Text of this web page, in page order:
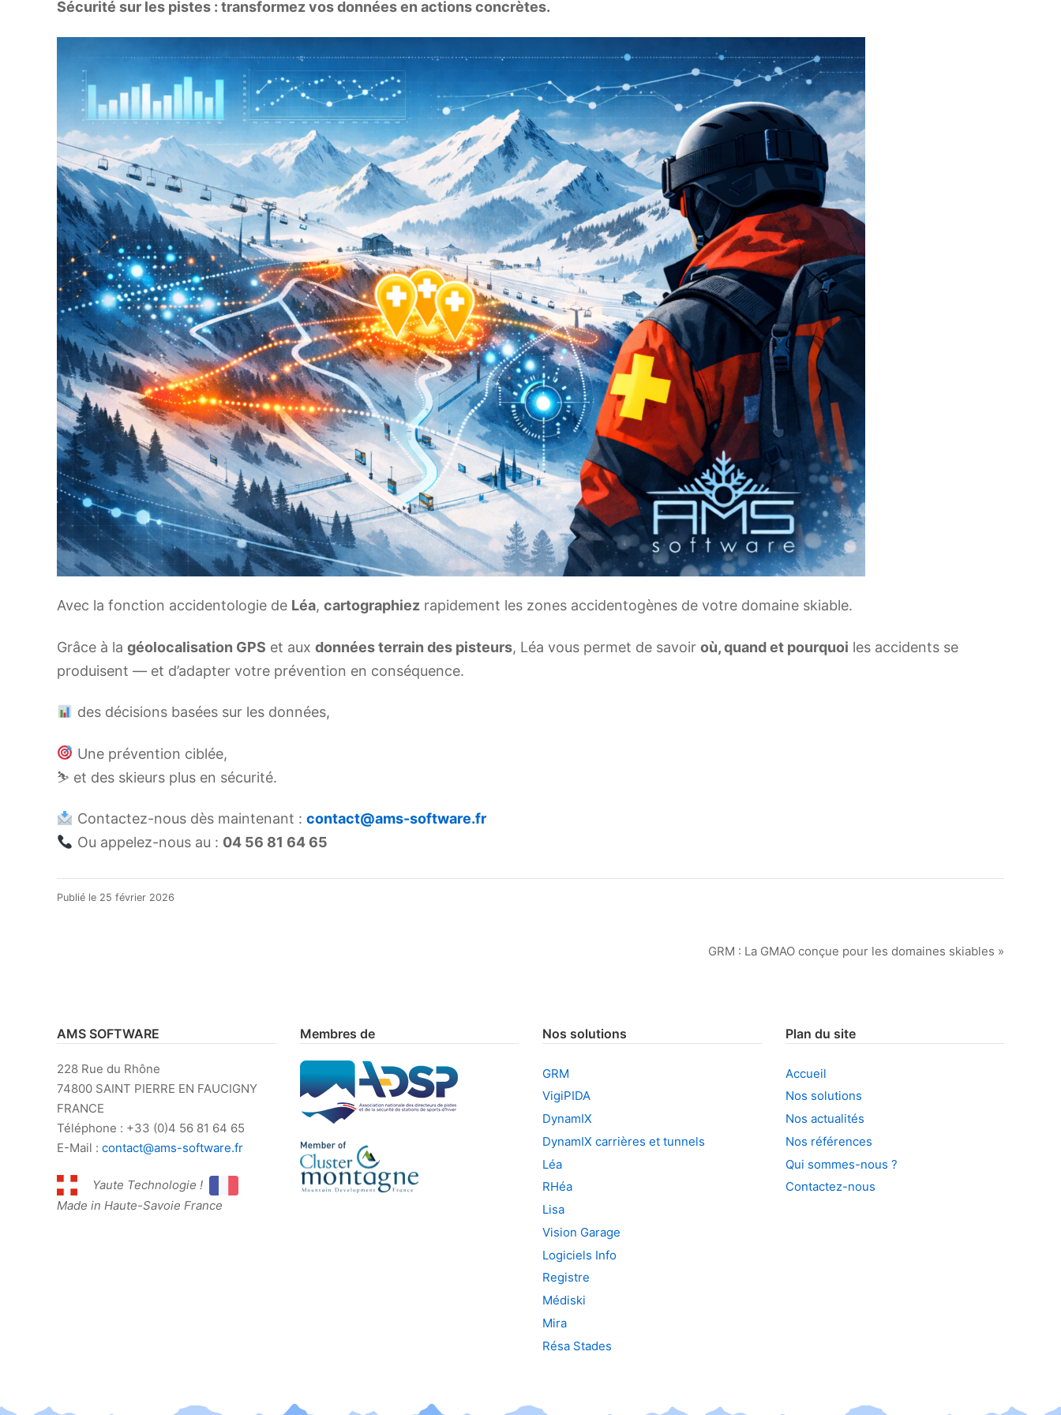
Sécurité sur les pistes : transformez vos données en actions concrètes.
Avec la fonction accidentologie de Léa, cartographiez rapidement les zones accidentogènes de votre domaine skiable.
Grâce à la géolocalisation GPS et aux données terrain des pisteurs, Léa vous permet de savoir où, quand et pourquoi les accidents se
produisent — et d’adapter votre prévention en conséquence.
des décisions basées sur les données,
Une prévention ciblée,
⛷️ et des skieurs plus en sécurité.
Contactez-nous dès maintenant : contact@ams-software.fr
Ou appelez-nous au : 04 56 81 64 65
Publié le 25 février 2026
GRM : La GMAO conçue pour les domaines skiables »
AMS SOFTWARE
228 Rue du Rhône
74800 SAINT PIERRE EN FAUCIGNY
FRANCE
Téléphone : +33 (0)4 56 81 64 65
E-Mail : contact@ams-software.fr
Yaute Technologie !
Made in Haute-Savoie France
Membres de Nos solutions
GRM
VigiPIDA
DynamIX
DynamIX carrières et tunnels
Léa
RHéa
Lisa
Vision Garage
Logiciels Info
Registre
Médiski
Mira
Résa Stades
Plan du site
Accueil
Nos solutions
Nos actualités
Nos références
Qui sommes-nous ?
Contactez-nous